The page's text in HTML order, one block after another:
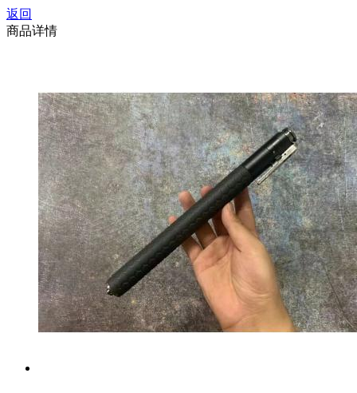
返回
商品详情